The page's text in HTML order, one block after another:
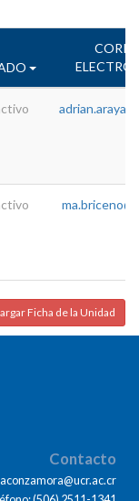
Ficha de la Unidad
Contacto